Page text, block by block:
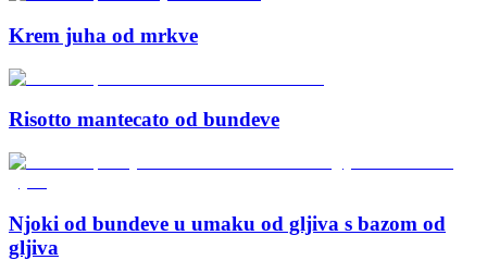
Krem juha od mrkve
Risotto mantecato od bundeve
Njoki od bundeve u umaku od gljiva s bazom od
gljiva